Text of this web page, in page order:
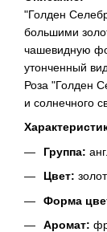
"Голден
большими
чашевидную
утонченный
Роза "Голден
и солнечного
Группа:
Цвет:
Форма
Аромат: